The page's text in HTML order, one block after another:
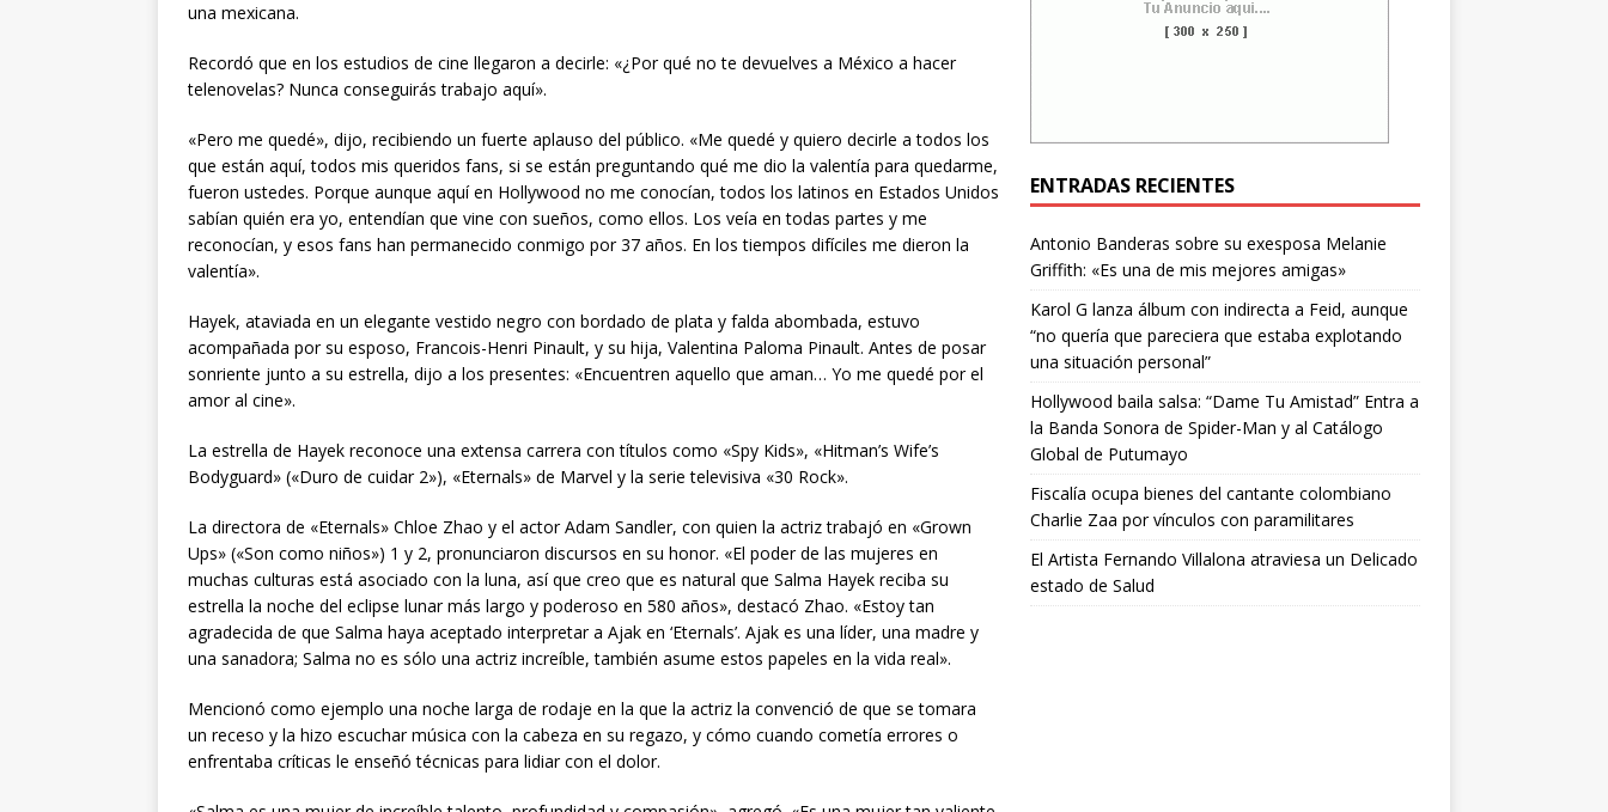
una mexicana.
Recordó que en los estudios de cine llegaron a decirle: «¿Por qué no te devuelves a México a hacer
telenovelas? Nunca conseguirás trabajo aquí».
«Pero me quedé», dijo, recibiendo un fuerte aplauso del público. «Me quedé y quiero decirle a todos los
que están aquí, todos mis queridos fans, si se están preguntando qué me dio la valentía para quedarme,
fueron ustedes. Porque aunque aquí en Hollywood no me conocían, todos los latinos en Estados Unidos
sabían quién era yo, entendían que vine con sueños, como ellos. Los veía en todas partes y me
reconocían, y esos fans han permanecido conmigo por 37 años. En los tiempos difíciles me dieron la
valentía».
Hayek, ataviada en un elegante vestido negro con bordado de plata y falda abombada, estuvo
acompañada por su esposo, Francois-Henri Pinault, y su hija, Valentina Paloma Pinault. Antes de posar
sonriente junto a su estrella, dijo a los presentes: «Encuentren aquello que aman… Yo me quedé por el
amor al cine».
La estrella de Hayek reconoce una extensa carrera con títulos como «Spy Kids», «Hitman’s Wife’s
Bodyguard» («Duro de cuidar 2»), «Eternals» de Marvel y la serie televisiva «30 Rock».
La directora de «Eternals» Chloe Zhao y el actor Adam Sandler, con quien la actriz trabajó en «Grown
Ups» («Son como niños») 1 y 2, pronunciaron discursos en su honor. «El poder de las mujeres en
muchas culturas está asociado con la luna, así que creo que es natural que Salma Hayek reciba su
estrella la noche del eclipse lunar más largo y poderoso en 580 años», destacó Zhao. «Estoy tan
agradecida de que Salma haya aceptado interpretar a Ajak en ‘Eternals’. Ajak es una líder, una madre y
una sanadora; Salma no es sólo una actriz increíble, también asume estos papeles en la vida real».
Mencionó como ejemplo una noche larga de rodaje en la que la actriz la convenció de que se tomara
un receso y la hizo escuchar música con la cabeza en su regazo, y cómo cuando cometía errores o
enfrentaba críticas le enseñó técnicas para lidiar con el dolor.
ENTRADAS RECIENTES
Antonio Banderas sobre su exesposa Melanie
Griffith: «Es una de mis mejores amigas»
Karol G lanza álbum con indirecta a Feid, aunque
“no quería que pareciera que estaba explotando
una situación personal”
Hollywood baila salsa: “Dame Tu Amistad” Entra a
la Banda Sonora de Spider-Man y al Catálogo
Global de Putumayo
Fiscalía ocupa bienes del cantante colombiano
Charlie Zaa por vínculos con paramilitares
El Artista Fernando Villalona atraviesa un Delicado
estado de Salud